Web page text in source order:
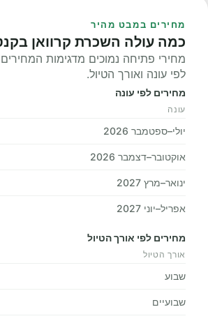
מחירים במבט מהיר
כמה עולה השכרת קרוואן
מחירי פתיחה נמוכים מדגימות
לפי עונה ואורך הטיול.
מחירים לפי עונה
עונה
יולי–ספטמבר 2026
אוקטובר–דצמבר 2026
ינואר–מרץ 2027
אפריל–יוני 2027
מחירים לפי אורך הטיול
אורך הטיול
שבוע
שבועיים